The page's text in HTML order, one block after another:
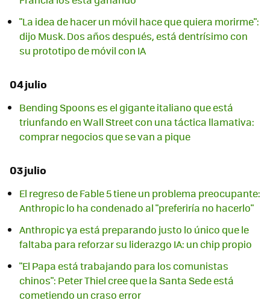
"La idea de hacer un móvil hace que quiera morirme":
dijo Musk. Dos años después, está dentrísimo con
su prototipo de móvil con IA
04 julio
Bending Spoons es el gigante italiano que está
triunfando en Wall Street con una táctica llamativa:
comprar negocios que se van a pique
03 julio
El regreso de Fable 5 tiene un problema preocupante:
Anthropic lo ha condenado al "preferiría no hacerlo"
Anthropic ya está preparando justo lo único que le
faltaba para reforzar su liderazgo IA: un chip propio
"El Papa está trabajando para los comunistas
chinos": Peter Thiel cree que la Santa Sede está
cometiendo un craso error